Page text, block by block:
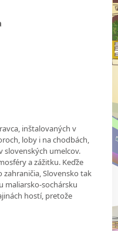
inštalovaných v
loby i na chodbách,
umelcov.
a zážitku. Keďže
Slovensko tak
maliarsko-sochársku
hostí, pretože